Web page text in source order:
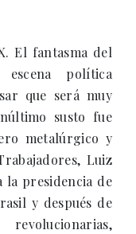
El fantasma del
política
que será muy
susto fue
metalúrgico y
Luiz
la presidencia de
y después de